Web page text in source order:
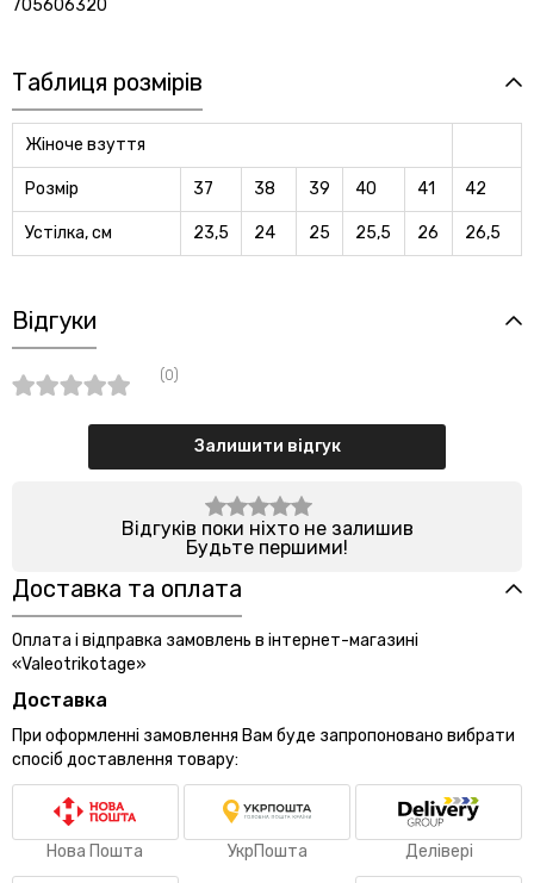
705606320
Таблиця розмірів
Жіноче взуття
Розмір 37 38 39 40 41 42
Устілка, см 23,5 24 25 25,5 26 26,5
Відгуки
(0)
Залишити відгук
Відгуків поки ніхто не залишив
Будьте першими!
Доставка та оплата
Оплата і відправка замовлень в інтернет-магазині
«Valeotrikotage»
Доставка
При оформленні замовлення Вам буде запропоновано вибрати
спосіб доставлення товару:
Нова Пошта УкрПошта Делівері